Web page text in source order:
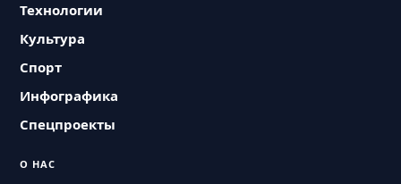
Технологии
Культура
Спорт
Инфографика
Спецпроекты
О НАС